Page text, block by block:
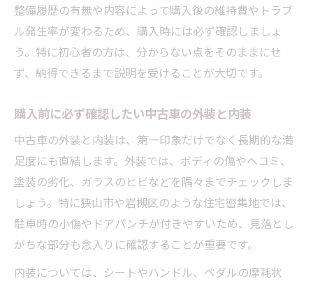
整備履歴の有無や内容によって購入後の維持費やトラブ
ル発生率が変わるため、購入時には必ず確認しましょ
う。特に初心者の方は、分からない点をそのままにせ
ず、納得できるまで説明を受けることが大切です。
購入前に必ず確認したい中古車の外装と内装
中古車の外装と内装は、第一印象だけでなく長期的な満
足度にも直結します。外装では、ボディの傷やヘコミ、
塗装の劣化、ガラスのヒビなどを隅々までチェックしま
しょう。特に狭山市や岩槻区のような住宅密集地では、
駐車時の小傷やドアパンチが付きやすいため、見落とし
がちな部分も念入りに確認することが重要です。
内装については、シートやハンドル、ペダルの摩耗状